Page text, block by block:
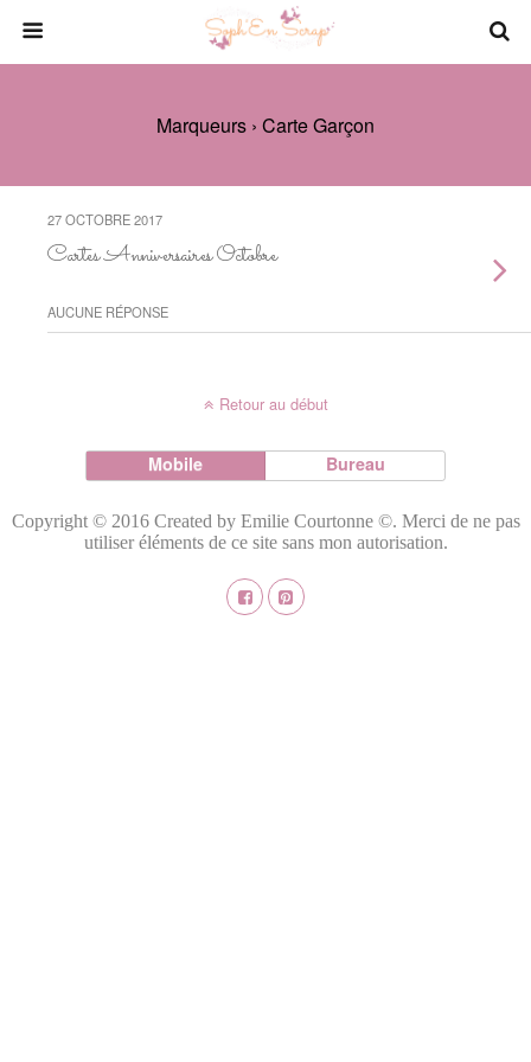
Marqueurs › Carte Garçon
27 OCTOBRE 2017
Cartes Anniversaires Octobre
AUCUNE RÉPONSE
Retour au début
Mobile Bureau
Copyright © 2016 Created by Emilie Courtonne ©. Merci de ne pas
utiliser éléments de ce site sans mon autorisation.